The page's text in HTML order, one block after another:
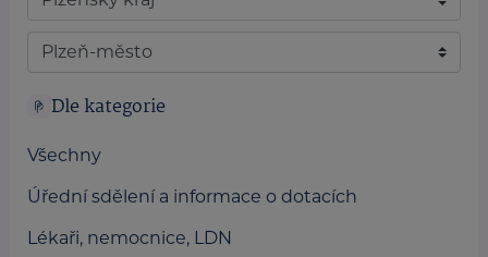
Dle kategorie
Všechny
Úřední sdělení a informace o dotacích
Lékaři, nemocnice, LDN